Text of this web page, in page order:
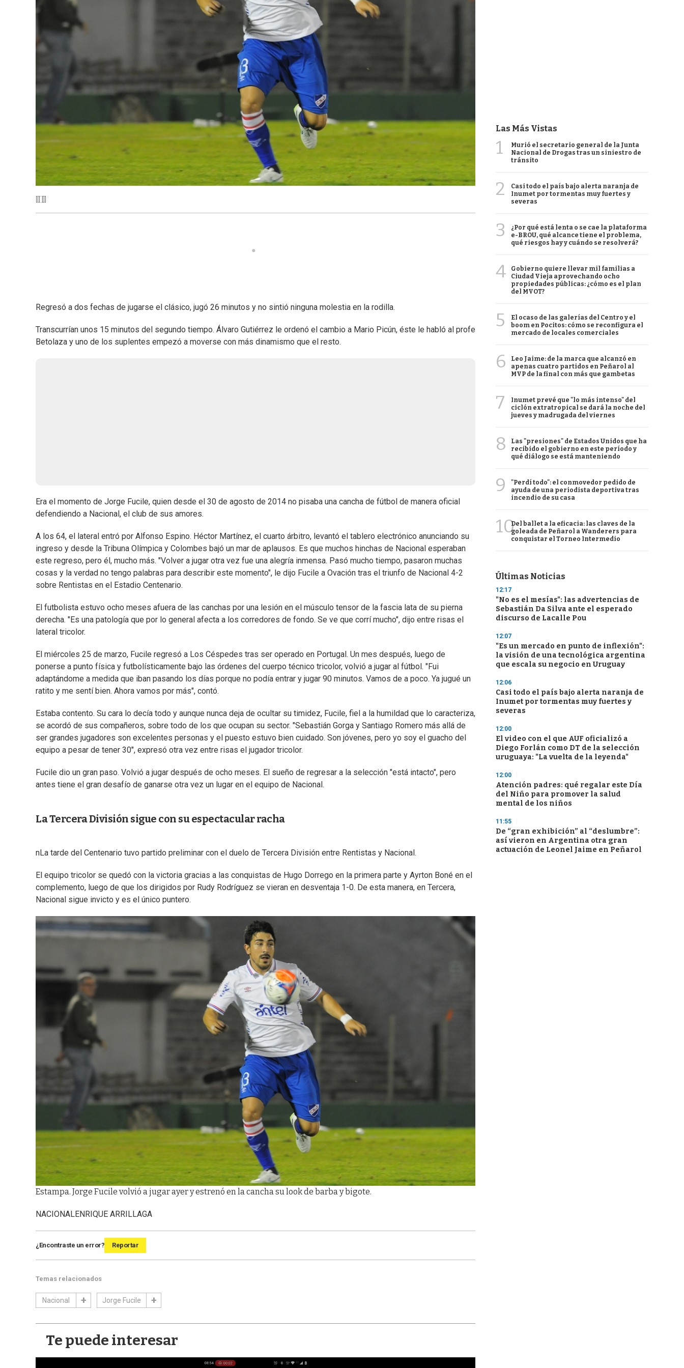
Regresó a dos fechas de jugarse el clásico, jugó 26 minutos y no sintió ninguna molestia en la rodilla.
Transcurrían unos 15 minutos del segundo tiempo. Álvaro Gutiérrez le ordenó el cambio a Mario Picún, éste le habló al profe
Betolaza y uno de los suplentes empezó a moverse con más dinamismo que el resto.
Era el momento de Jorge Fucile, quien desde el 30 de agosto de 2014 no pisaba una cancha de fútbol de manera oficial
defendiendo a Nacional, el club de sus amores.
A los 64, el lateral entró por Alfonso Espino. Héctor Martínez, el cuarto árbitro, levantó el tablero electrónico anunciando su
ingreso y desde la Tribuna Olímpica y Colombes bajó un mar de aplausos. Es que muchos hinchas de Nacional esperaban
este regreso, pero él, mucho más. "Volver a jugar otra vez fue una alegría inmensa. Pasó mucho tiempo, pasaron muchas
cosas y la verdad no tengo palabras para describir este momento", le dijo Fucile a Ovación tras el triunfo de Nacional 4-2
sobre Rentistas en el Estadio Centenario.
El futbolista estuvo ocho meses afuera de las canchas por una lesión en el músculo tensor de la fascia lata de su pierna
derecha. "Es una patología que por lo general afecta a los corredores de fondo. Se ve que corrí mucho", dijo entre risas el
lateral tricolor.
El miércoles 25 de marzo, Fucile regresó a Los Céspedes tras ser operado en Portugal. Un mes después, luego de
ponerse a punto física y futbolísticamente bajo las órdenes del cuerpo técnico tricolor, volvió a jugar al fútbol. "Fui
adaptándome a medida que iban pasando los días porque no podía entrar y jugar 90 minutos. Vamos de a poco. Ya jugué un
ratito y me sentí bien. Ahora vamos por más", contó.
Estaba contento. Su cara lo decía todo y aunque nunca deja de ocultar su timidez, Fucile, fiel a la humildad que lo caracteriza,
se acordó de sus compañeros, sobre todo de los que ocupan su sector. "Sebastián Gorga y Santiago Romero más allá de
ser grandes jugadores son excelentes personas y el puesto estuvo bien cuidado. Son jóvenes, pero yo soy el guacho del
equipo a pesar de tener 30", expresó otra vez entre risas el jugador tricolor.
Fucile dio un gran paso. Volvió a jugar después de ocho meses. El sueño de regresar a la selección "está intacto", pero
antes tiene el gran desafío de ganarse otra vez un lugar en el equipo de Nacional.
La Tercera División sigue con su espectacular racha
nLa tarde del Centenario tuvo partido preliminar con el duelo de Tercera División entre Rentistas y Nacional.
El equipo tricolor se quedó con la victoria gracias a las conquistas de Hugo Dorrego en la primera parte y Ayrton Boné en el
complemento, luego de que los dirigidos por Rudy Rodríguez se vieran en desventaja 1-0. De esta manera, en Tercera,
Nacional sigue invicto y es el único puntero.
Estampa. Jorge Fucile volvió a jugar ayer y estrenó en la cancha su look de barba y bigote.
NACIONALENRIQUE ARRILLAGA
¿Encontraste un error? Reportar
Temas relacionados
Nacional Jorge Fucile
Te puede interesar
Las Más Vistas
1
Murió el secretario general de la Junta
Nacional de Drogas tras un siniestro de
tránsito
2
Casi todo el país bajo alerta naranja de
Inumet por tormentas muy fuertes y
severas
3
¿Por qué está lenta o se cae la plataforma
e-BROU, qué alcance tiene el problema,
qué riesgos hay y cuándo se resolverá?
4
Gobierno quiere llevar mil familias a
Ciudad Vieja aprovechando ocho
propiedades públicas: ¿cómo es el plan
del MVOT?
5
El ocaso de las galerías del Centro y el
boom en Pocitos: cómo se reconfigura el
mercado de locales comerciales
6
Leo Jaime: de la marca que alcanzó en
apenas cuatro partidos en Peñarol al
MVP de la final con más que gambetas
7
Inumet prevé que "lo más intenso" del
ciclón extratropical se dará la noche del
jueves y madrugada del viernes
8
Las "presiones" de Estados Unidos que ha
recibido el gobierno en este período y
qué diálogo se está manteniendo
9
"Perdí todo": el conmovedor pedido de
ayuda de una periodista deportiva tras
incendio de su casa
10Del ballet a la eficacia: las claves de la
goleada de Peñarol a Wanderers para
conquistar el Torneo Intermedio
Últimas Noticias
12:17
"No es el mesías": las advertencias de
Sebastián Da Silva ante el esperado
discurso de Lacalle Pou
12:07
"Es un mercado en punto de inflexión":
la visión de una tecnológica argentina
que escala su negocio en Uruguay
12:06
Casi todo el país bajo alerta naranja de
Inumet por tormentas muy fuertes y
severas
12:00
El video con el que AUF oficializó a
Diego Forlán como DT de la selección
uruguaya: "La vuelta de la leyenda"
12:00
Atención padres: qué regalar este Día
del Niño para promover la salud
mental de los niños
11:55
De “gran exhibición” al “deslumbre”:
así vieron en Argentina otra gran
actuación de Leonel Jaime en Peñarol